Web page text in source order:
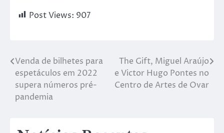
Post Views: 907
Venda de bilhetes para
espetáculos em 2022
supera números pré-
pandemia
The Gift, Miguel Araújo
e Victor Hugo Pontes no
Centro de Artes de Ovar